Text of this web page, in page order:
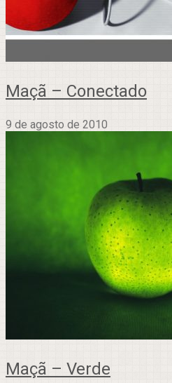
Maçã – Conectado
9 de agosto de 2010
Maçã – Verde